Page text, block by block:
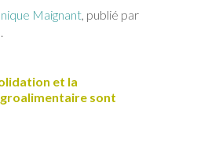
Maignant, publié par
et la
sont